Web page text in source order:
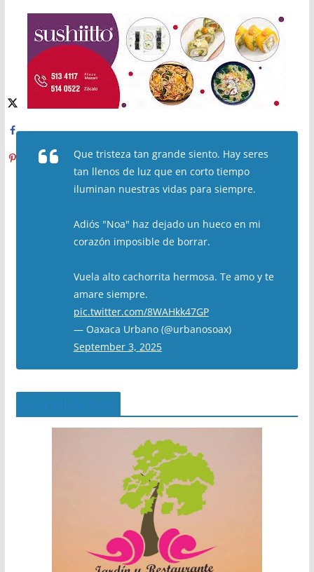
Que tristeza tan grande siento. Hay seres
tan llenos de luz que en corto tiempo
iluminan nuestras vidas para siempre.
Adiós "Noa" haz dejado un hueco en mi
corazón imposible de borrar.
Vuela alto cachorrita hermosa. Te amo y te
amare siempre.
pic.twitter.com/8WAHkk47GP
— Oaxaca Urbano (@urbanosoax)
September 3, 2025